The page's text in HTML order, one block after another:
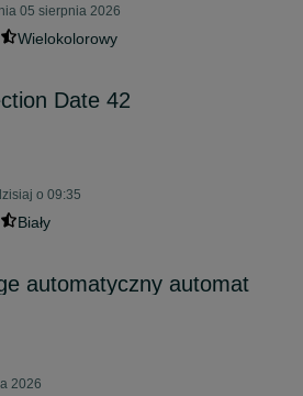
05 sierpnia 2026
Wielokolorowy
Date 42
o 09:35
Biały
automatyczny automat
2026